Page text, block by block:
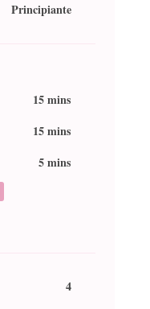
Principiante
15 mins
15 mins
5 mins
4